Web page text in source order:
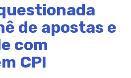
de apostas e
com
CPI